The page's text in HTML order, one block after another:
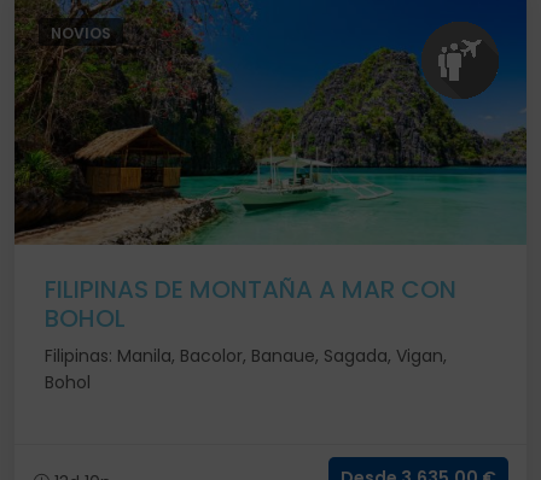
NOVIOS
FILIPINAS DE MONTAÑA A MAR CON
BOHOL
Filipinas: Manila, Bacolor, Banaue, Sagada, Vigan,
Bohol